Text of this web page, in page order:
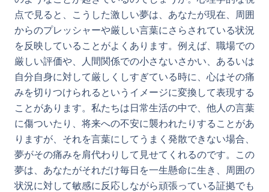
点で見ると、こうした激しい夢は、あなたが現在、周囲
からのプレッシャーや厳しい言葉にさらされている状況
を反映していることがよくあります。例えば、職場での
厳しい評価や、人間関係での小さないさかい、あるいは
自分自身に対して厳しくしすぎている時に、心はその痛
みを切りつけられるというイメージに変換して表現する
ことがあります。私たちは日常生活の中で、他人の言葉
に傷ついたり、将来への不安に襲われたりすることがあ
りますが、それを言葉にしてうまく発散できない場合、
夢がその痛みを肩代わりして見せてくれるのです。この
夢は、あなたがそれだけ毎日を一生懸命に生き、周囲の
状況に対して敏感に反応しながら頑張っている証拠でも